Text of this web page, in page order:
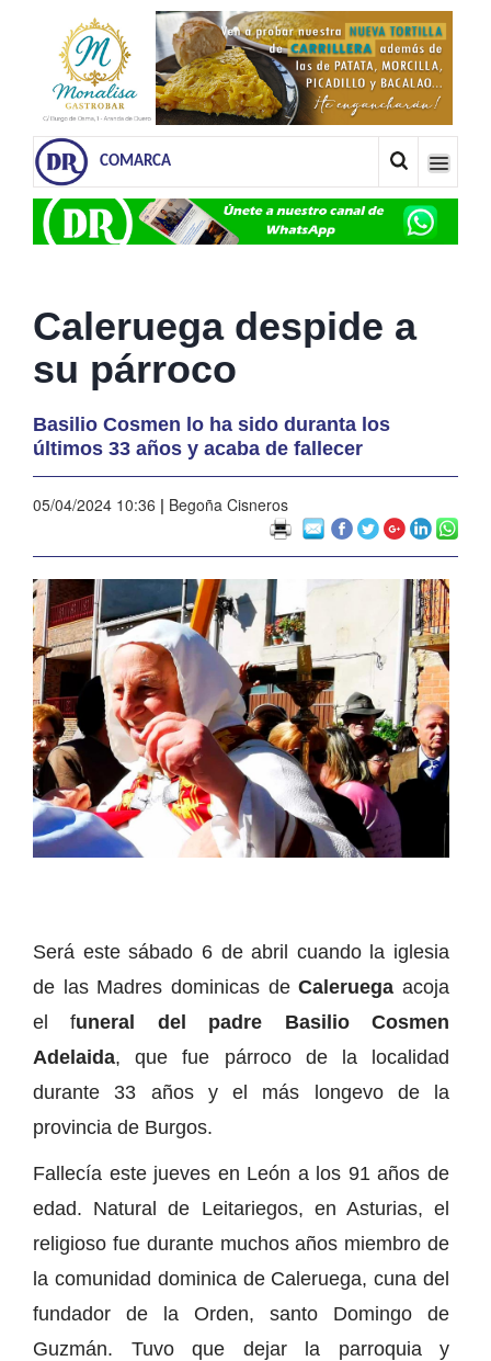
COMARCA
Caleruega despide a
su párroco
Basilio Cosmen lo ha sido duranta los
últimos 33 años y acaba de fallecer
05/04/2024 10:36 | Begoña Cisneros
Será este sábado 6 de abril cuando la iglesia
de las Madres dominicas deCaleruega acoja
el funeral del padre Basilio Cosmen
Adelaida, que fue párroco de la localidad
durante 33 años y el más longevo de la
provincia de Burgos.
Fallecía este jueves en León a los 91 años de
edad. Natural de Leitariegos, en Asturias, el
religioso fue durante muchos años miembro de
la comunidad dominica de Caleruega, cuna del
fundador de la Orden, santo Domingo de
Guzmán. Tuvo que dejar la parroquia y